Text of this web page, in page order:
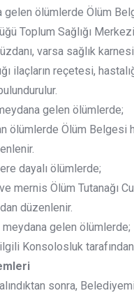
gelen ölümlerde Ölüm
Toplum Sağlığı
varsa sağlık
ilaçların reçetesi,
gelen ölümlerde;
ölümlerde Ölüm Belgesi
dayalı ölümlerde;
mernis Ölüm Tutanağı
düzenlenir.
meydana gelen ölümlerde;
Konsolosluk
sonra,